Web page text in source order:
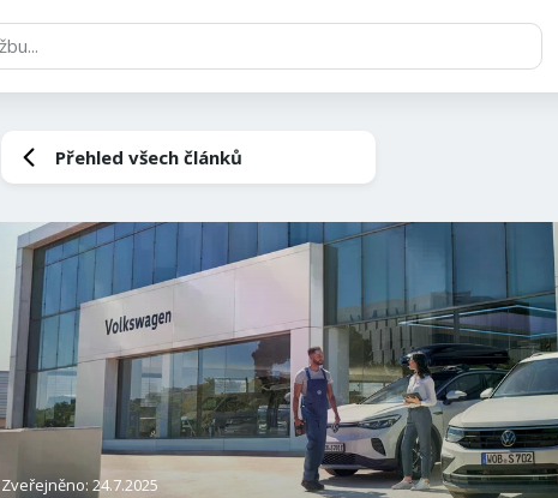
Přehled všech článků
Zveřejněno: 24.7.2025